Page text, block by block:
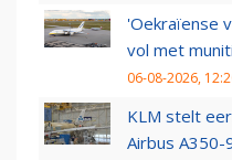
'Oekraïense
vol met
06-08-2026,
KLM stelt
Airbus A350-